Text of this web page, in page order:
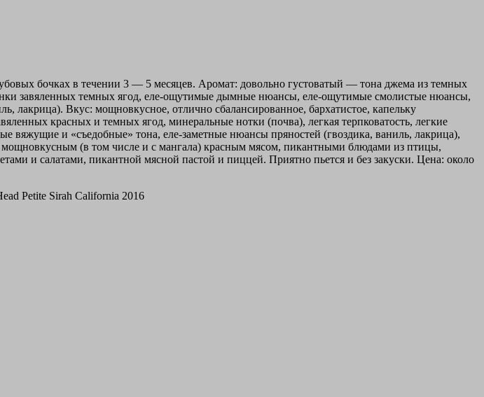
бочках в течении 3 — 5 месяцев. Аромат: довольно густоватый — тона джема из темных
завяленных темных ягод, еле-ощутимые дымные нюансы, еле-ощутимые смолистые нюансы,
лакрица). Вкус: мощновкусное, отлично сбалансированное, бархатистое, капельку
красных и темных ягод, минеральные нотки (почва), легкая терпковатость, легкие
и «съедобные» тона, еле-заметные нюансы пряностей (гвоздика, ваниль, лакрица),
(в том числе и с мангала) красным мясом, пикантными блюдами из птицы,
и салатами, пикантной мясной пастой и пиццей. Приятно пьется и без закуски. Цена: около